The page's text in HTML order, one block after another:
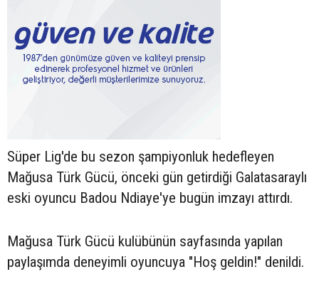
Süper Lig'de bu sezon şampiyonluk hedefleyen
Mağusa Türk Gücü, önceki gün getirdiği Galatasaraylı
eski oyuncu Badou Ndiaye'ye bugün imzayı attırdı.
Mağusa Türk Gücü kulübünün sayfasında yapılan
paylaşımda deneyimli oyuncuya "Hoş geldin!" denildi.